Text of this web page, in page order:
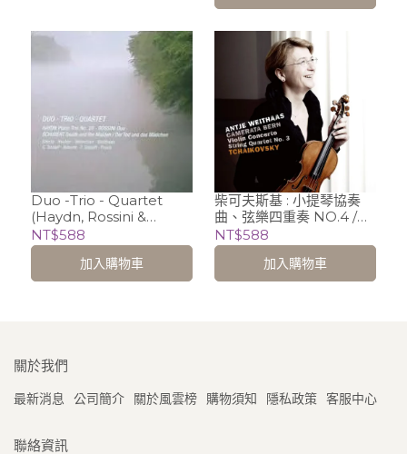
Duo -Trio - Quartet
(Haydn, Rossini &
Schubert) / 維特哈絲
Antje Weithaas、特茲拉
夫 Christian Tetzlaff
NT$588
加入購物車
柴可夫斯基 : 小提琴協奏
曲、弦樂四重奏 NO.4 /
Antje Weithaas
NT$588
加入購物車
關於我們
最新消息 公司簡介 關於風雲榜 購物須知 隱私政策 客服中心
聯絡資訊